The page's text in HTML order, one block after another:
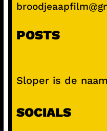
POSTS
Sloper is de naam
SOCIALS